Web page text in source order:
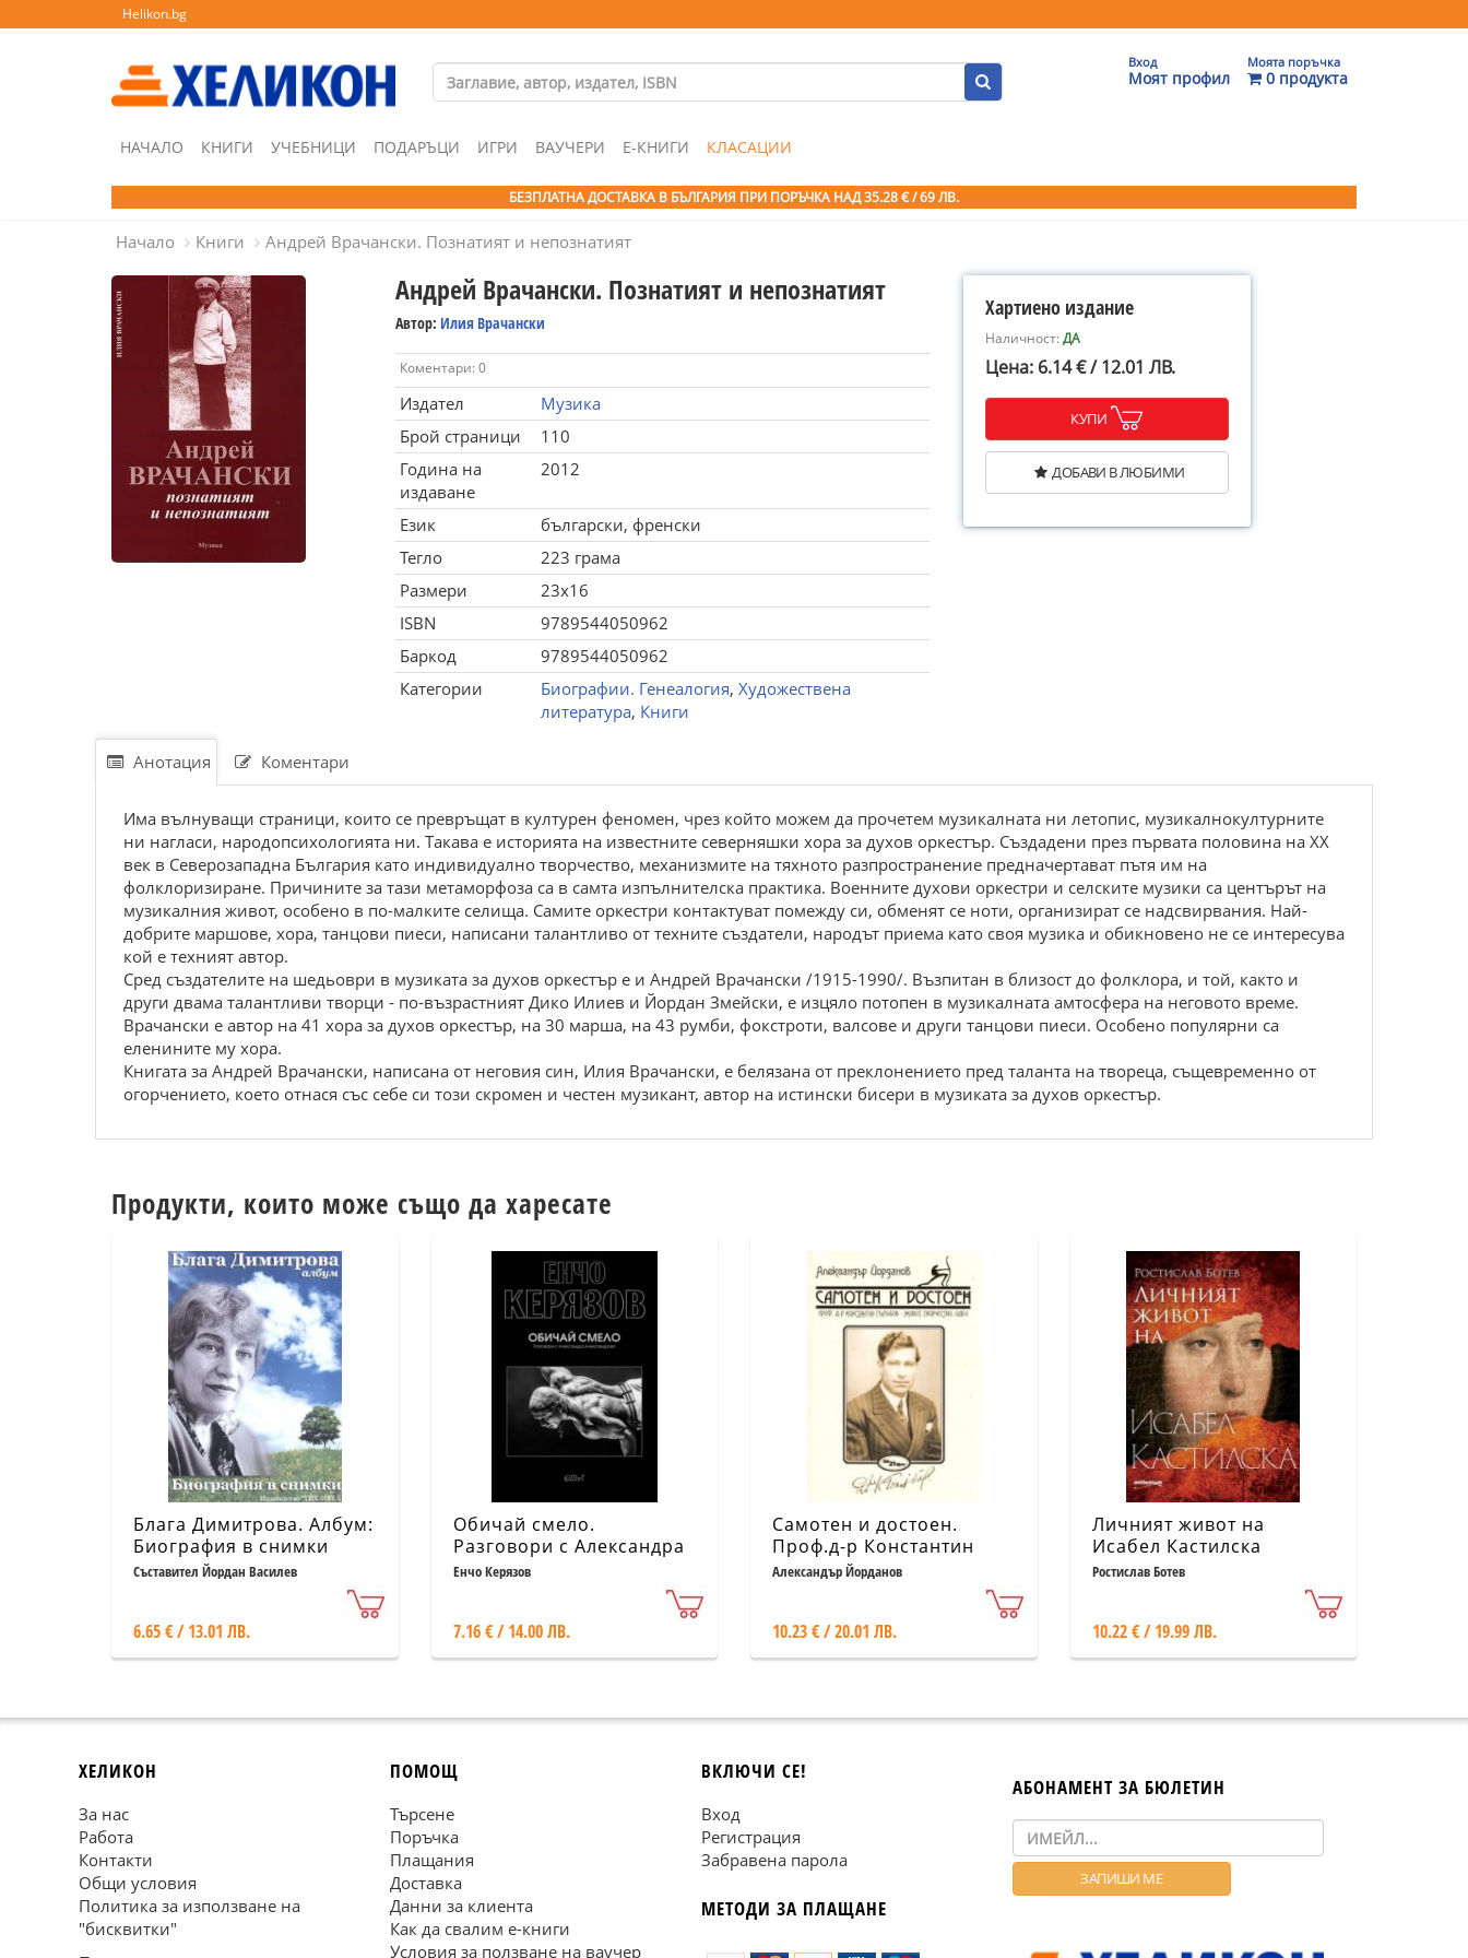
Helikon.bg
Вход
Моят профил
Моята поръчка
0 продукта
НАЧАЛО КНИГИ УЧЕБНИЦИ ПОДАРЪЦИ ИГРИ ВАУЧЕРИ Е-КНИГИ КЛАСАЦИИ
БЕЗПЛАТНА ДОСТАВКА В БЪЛГАРИЯ ПРИ ПОРЪЧКА НАД 35.28 € / 69 ЛВ.
Начало Книги Андрей Врачански. Познатият и непознатият
Андрей Врачански. Познатият и непознатият
Автор: Илия Врачански
Коментари: 0
Издател
Музика
Брой страници
110
Година на
издаване
2012
Език
български, френски
Тегло
223 грама
Размери
23x16
ISBN
9789544050962
Баркод
9789544050962
Категории
Биографии. Генеалогия, Художествена
литература, Книги
Хартиено издание
Наличност:ДА
Цена: 6.14 € / 12.01 ЛВ.
КУПИ
ДОБАВИ В ЛЮБИМИ
Анотация Коментари
Има вълнуващи страници, които се превръщат в културен феномен, чрез който можем да прочетем музикалната ни летопис, музикалнокултурните
ни нагласи, народопсихологията ни. Такава е историята на известните северняшки хора за духов оркестър. Създадени през първата половина на ХХ
век в Северозападна България като индивидуално творчество, механизмите на тяхното разпространение предначертават пътя им на
фолклоризиране. Причините за тази метаморфоза са в самта изпълнителска практика. Военните духови оркестри и селските музики са центърът на
музикалния живот, особено в по-малките селища. Самите оркестри контактуват помежду си, обменят се ноти, организират се надсвирвания. Най-
добрите маршове, хора, танцови пиеси, написани талантливо от техните създатели, народът приема като своя музика и обикновено не се интересува
кой е техният автор.
Сред създателите на шедьоври в музиката за духов оркестър е и Андрей Врачански /1915-1990/. Възпитан в близост до фолклора, и той, както и
други двама талантливи творци - по-възрастният Дико Илиев и Йордан Змейски, е изцяло потопен в музикалната амтосфера на неговото време.
Врачански е автор на 41 хора за духов оркестър, на 30 марша, на 43 румби, фокстроти, валсове и други танцови пиеси. Особено популярни са
еленините му хора.
Книгата за Андрей Врачански, написана от неговия син, Илия Врачански, е белязана от преклонението пред таланта на твореца, същевременно от
огорчението, което отнася със себе си този скромен и честен музикант, автор на истински бисери в музиката за духов оркестър.
Продукти, които може също да харесате
Блага Димитрова. Албум:
Биография в снимки
Съставител Йордан Василев
6.65 € / 13.01 ЛВ.
Обичай смело.
Разговори с Александра
Александрова
Енчо Керязов
7.16 € / 14.00 ЛВ.
Самотен и достоен.
Проф.д-р Константин
Гълъбов - живот,
творчество, идеи (ново
Александър Йорданов
10.23 € / 20.01 ЛВ.
Личният живот на
Исабел Кастилска
Ростислав Ботев
10.22 € / 19.99 ЛВ.
ХЕЛИКОН
За нас
Работа
Контакти
Общи условия
Политика за използване на
"бисквитки"
ПОМОЩ
Търсене
Поръчка
Плащания
Доставка
Данни за клиента
Как да свалим е-книги
Условия за ползване на ваучер
ВКЛЮЧИ СЕ!
Вход
Регистрация
Забравена парола
МЕТОДИ ЗА ПЛАЩАНЕ
АБОНАМЕНТ ЗА БЮЛЕТИН